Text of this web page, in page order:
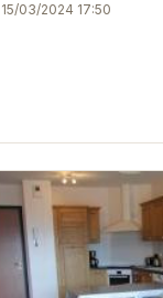
Il offre un accès
15/03/2024 17:50